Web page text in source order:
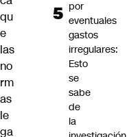
qu
e
las
no
rm
as
le
ga
por
eventuales
gastos
irregulares:
Esto
se
sabe
de
la